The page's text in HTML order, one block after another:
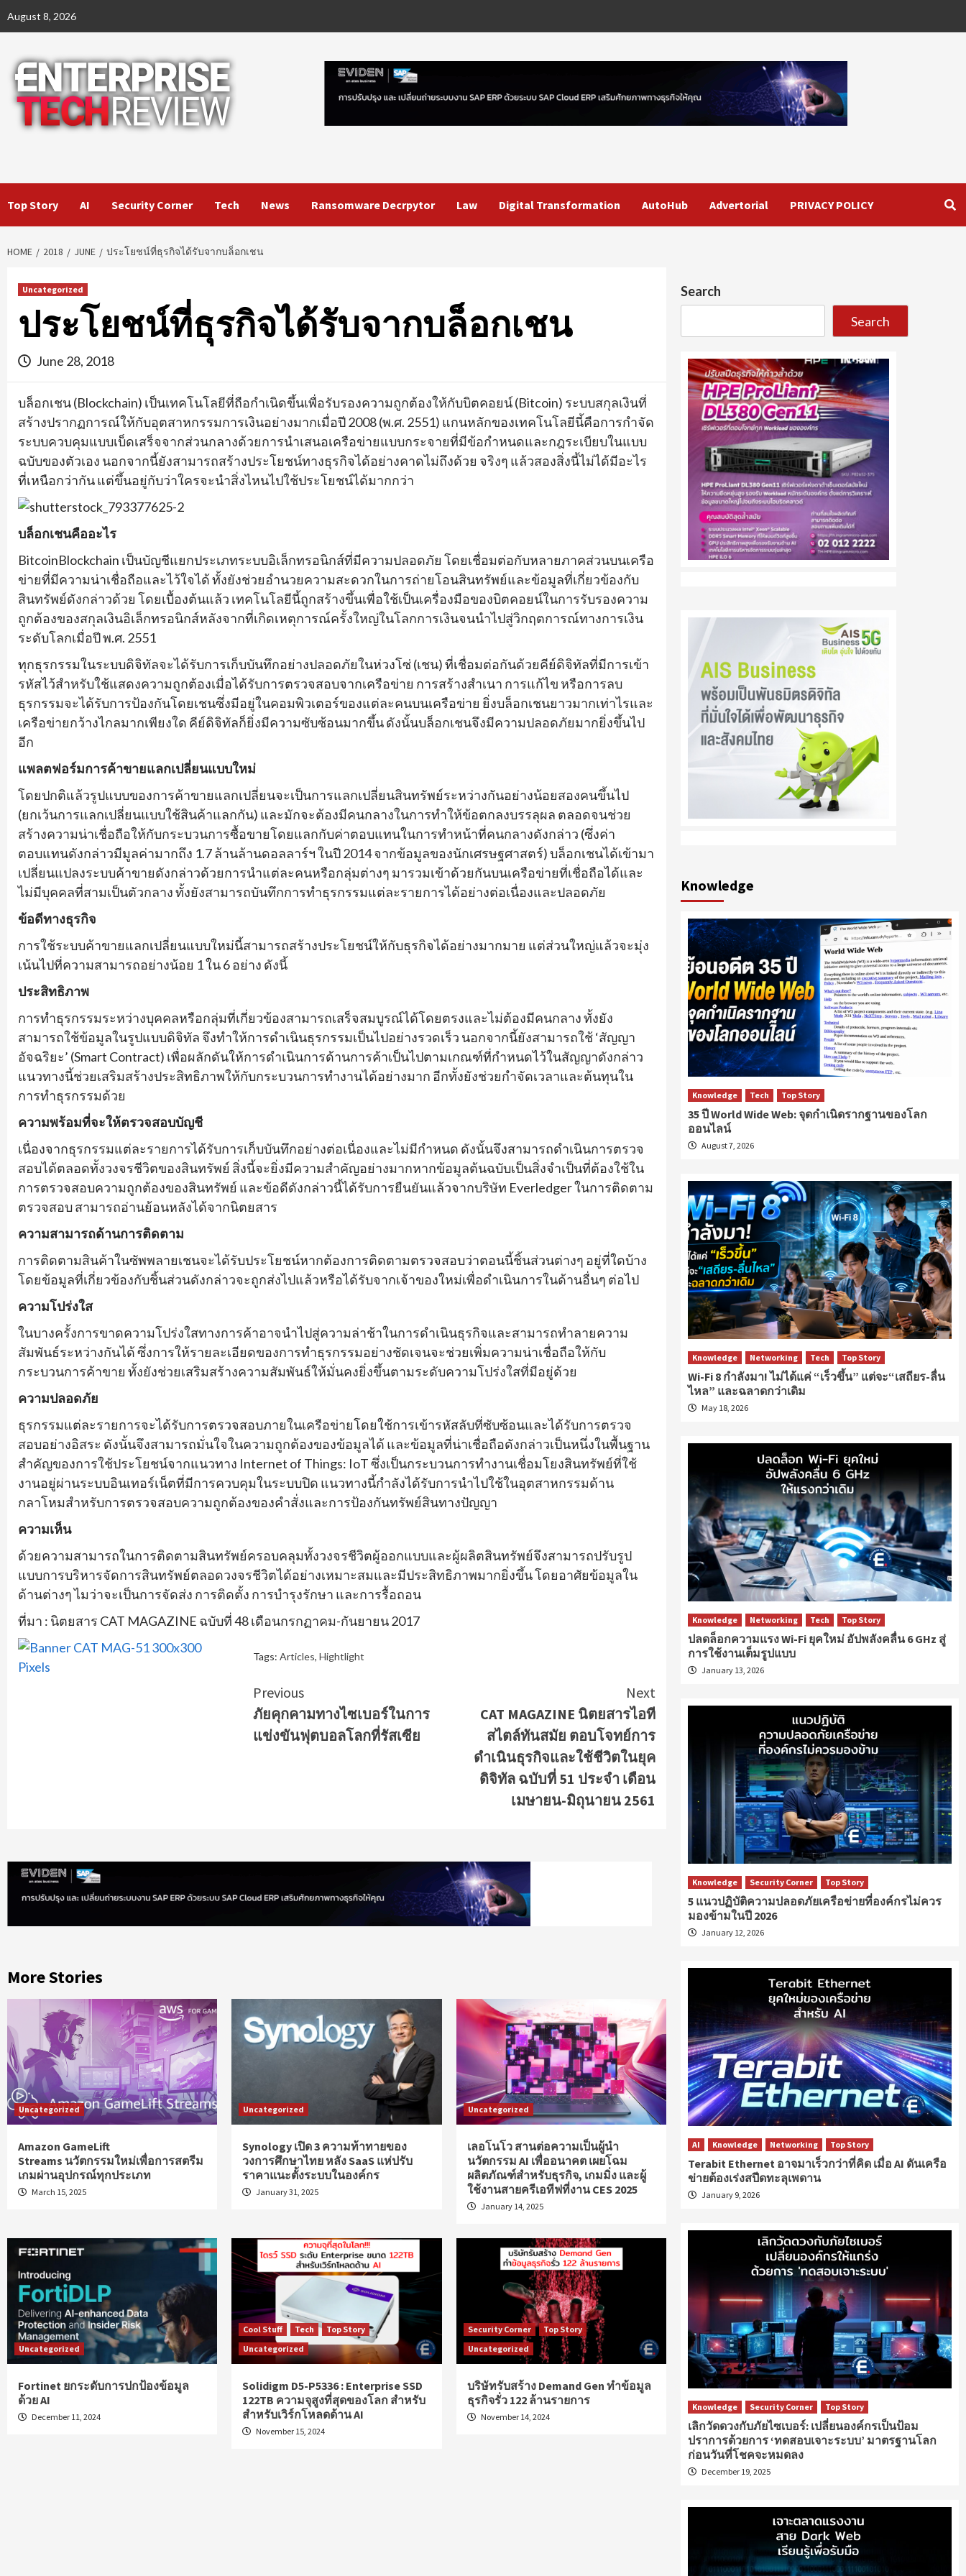
August 8, 2026
Top Story AI Security Corner Tech News Ransomware Decrpytor Law Digital Transformation AutoHub Advertorial PRIVACY POLICY
HOME 2018 JUNE ประโยชน์ที่ธุรกิจได้รับจากบล็อกเชน
Uncategorized
ประโยชน์ที่ธุรกิจได้รับจากบล็อกเชน
June 28, 2018
บล็อกเชน (Blockchain) เป็นเทคโนโลยีที่ถือกำเนิดขึ้นเพื่อรับรองความถูกต้องให้กับบิตคอยน์ (Bitcoin) ระบบสกุลเงินที่
สร้างปรากฏการณ์ให้กับอุตสาหกรรมการเงินอย่างมากเมื่อปี 2008 (พ.ศ. 2551) แกนหลักของเทคโนโลยีนี้คือการกำจัด
ระบบควบคุมแบบเบ็ดเสร็จจากส่วนกลางด้วยการนำเสนอเครือข่ายแบบกระจายที่มีข้อกำหนดและกฎระเบียบในแบบ
ฉบับของตัวเอง นอกจากนี้ยังสามารถสร้างประโยชน์ทางธุรกิจได้อย่างคาดไม่ถึงด้วย จริงๆ แล้วสองสิ่งนี้ไม่ได้มีอะไร
ที่เหนือกว่ากัน แต่ขึ้นอยู่กับว่าใครจะนำสิ่งไหนไปใช้ประโยชน์ได้มากกว่า
บล็อกเชนคืออะไร
BitcoinBlockchain เป็นบัญชีแยกประเภทระบบอิเล็กทรอนิกส์ที่มีความปลอดภัย โดยเชื่อมต่อกับหลายภาคส่วนบนเครือ
ข่ายที่มีความน่าเชื่อถือและไว้ใจได้ ทั้งยังช่วยอำนวยความสะดวกในการถ่ายโอนสินทรัพย์และข้อมูลที่เกี่ยวข้องกับ
สินทรัพย์ดังกล่าวด้วย โดยเบื้องต้นแล้ว เทคโนโลยีนี้ถูกสร้างขึ้นเพื่อใช้เป็นเครื่องมือของบิตคอยน์ในการรับรองความ
ถูกต้องของสกุลเงินอิเล็กทรอนิกส์หลังจากที่เกิดเหตุการณ์ครั้งใหญ่ในโลกการเงินจนนำไปสู่วิกฤตการณ์ทางการเงิน
ระดับโลกเมื่อปี พ.ศ. 2551
ทุกธุรกรรมในระบบดิจิทัลจะได้รับการเก็บบันทึกอย่างปลอดภัยในห่วงโซ่ (เชน) ที่เชื่อมต่อกันด้วยคีย์ดิจิทัลที่มีการเข้า
รหัสไว้สำหรับใช้แสดงความถูกต้องเมื่อได้รับการตรวจสอบจากเครือข่าย การสร้างสำเนา การแก้ไข หรือการลบ
ธุรกรรมจะได้รับการป้องกันโดยเชนซึ่งมีอยู่ในคอมพิวเตอร์ของแต่ละคนบนเครือข่าย ยิ่งบล็อกเชนยาวมากเท่าไรและ
เครือข่ายกว้างไกลมากเพียงใด คีย์ดิจิทัลก็ยิ่งมีความซับซ้อนมากขึ้น ดังนั้นบล็อกเชนจึงมีความปลอดภัยมากยิ่งขึ้นไป
อีก
แพลตฟอร์มการค้าขายแลกเปลี่ยนแบบใหม่
โดยปกติแล้วรูปแบบของการค้าขายแลกเปลี่ยนจะเป็นการแลกเปลี่ยนสินทรัพย์ระหว่างกันอย่างน้อยสองคนขึ้นไป
(ยกเว้นการแลกเปลี่ยนแบบใช้สินค้าแลกกัน) และมักจะต้องมีคนกลางในการทำให้ข้อตกลงบรรลุผล ตลอดจนช่วย
สร้างความน่าเชื่อถือให้กับกระบวนการซื้อขายโดยแลกกับค่าตอบแทนในการทำหน้าที่คนกลางดังกล่าว (ซึ่งค่า
ตอบแทนดังกล่าวมีมูลค่ามากถึง 1.7 ล้านล้านดอลลาร์ฯ ในปี 2014 จากข้อมูลของนักเศรษฐศาสตร์) บล็อกเชนได้เข้ามา
เปลี่ยนแปลงระบบค้าขายดังกล่าวด้วยการนำแต่ละคนหรือกลุ่มต่างๆ มารวมเข้าด้วยกันบนเครือข่ายที่เชื่อถือได้และ
ไม่มีบุคคลที่สามเป็นตัวกลาง ทั้งยังสามารถบันทึกการทำธุรกรรมแต่ละรายการได้อย่างต่อเนื่องและปลอดภัย
ข้อดีทางธุรกิจ
การใช้ระบบค้าขายแลกเปลี่ยนแบบใหม่นี้สามารถสร้างประโยชน์ให้กับธุรกิจได้อย่างมากมาย แต่ส่วนใหญ่แล้วจะมุ่ง
เน้นไปที่ความสามารถอย่างน้อย 1 ใน 6 อย่าง ดังนี้
ประสิทธิภาพ
การทำธุรกรรมระหว่างบุคคลหรือกลุ่มที่เกี่ยวข้องสามารถเสร็จสมบูรณ์ได้โดยตรงและไม่ต้องมีคนกลาง ทั้งยัง
สามารถใช้ข้อมูลในรูปแบบดิจิทัล จึงทำให้การดำเนินธุรกรรมเป็นไปอย่างรวดเร็ว นอกจากนี้ยังสามารถใช้ ‘สัญญา
อัจฉริยะ’ (Smart Contract) เพื่อผลักดันให้การดำเนินการด้านการค้าเป็นไปตามเกณฑ์ที่กำหนดไว้ในสัญญาดังกล่าว
แนวทางนี้ช่วยเสริมสร้างประสิทธิภาพให้กับกระบวนการทำงานได้อย่างมาก อีกทั้งยังช่วยกำจัดเวลาและต้นทุนใน
การทำธุรกรรมด้วย
ความพร้อมที่จะให้ตรวจสอบบัญชี
เนื่องจากธุรกรรมแต่ละรายการได้รับการเก็บบันทึกอย่างต่อเนื่องและไม่มีกำหนด ดังนั้นจึงสามารถดำเนินการตรวจ
สอบได้ตลอดทั้งวงจรชีวิตของสินทรัพย์ สิ่งนี้จะยิ่งมีความสำคัญอย่างมากหากข้อมูลต้นฉบับเป็นสิ่งจำเป็นที่ต้องใช้ใน
การตรวจสอบความถูกต้องของสินทรัพย์ และข้อดีดังกล่าวนี้ได้รับการยืนยันแล้วจากบริษัท Everledger ในการติดตาม
ตรวจสอบ สามารถอ่านย้อนหลังได้จากนิตยสาร
ความสามารถด้านการติดตาม
การติดตามสินค้าในซัพพลายเชนจะได้รับประโยชน์หากต้องการติดตามตรวจสอบว่าตอนนี้ชิ้นส่วนต่างๆ อยู่ที่ใดบ้าง
โดยข้อมูลที่เกี่ยวข้องกับชิ้นส่วนดังกล่าวจะถูกส่งไปแล้วหรือได้รับจากเจ้าของใหม่เพื่อดำเนินการในด้านอื่นๆ ต่อไป
ความโปร่งใส
ในบางครั้งการขาดความโปร่งใสทางการค้าอาจนำไปสู่ความล่าช้าในการดำเนินธุรกิจและสามารถทำลายความ
สัมพันธ์ระหว่างกันได้ ซึ่งการให้รายละเอียดของการทำธุรกรรมอย่างชัดเจนจะช่วยเพิ่มความน่าเชื่อถือให้กับ
กระบวนการค้าขาย ทั้งยังช่วยเสริมสร้างความสัมพันธ์ให้มั่นคงยิ่งขึ้นตามระดับความโปร่งใสที่มีอยู่ด้วย
ความปลอดภัย
ธุรกรรมแต่ละรายการจะได้รับการตรวจสอบภายในเครือข่ายโดยใช้การเข้ารหัสลับที่ซับซ้อนและได้รับการตรวจ
สอบอย่างอิสระ ดังนั้นจึงสามารถมั่นใจในความถูกต้องของข้อมูลได้ และข้อมูลที่น่าเชื่อถือดังกล่าวเป็นหนึ่งในพื้นฐาน
สำคัญของการใช้ประโยชน์จากแนวทาง Internet of Things: IoT ซึ่งเป็นกระบวนการทำงานเชื่อมโยงสินทรัพย์ที่ใช้
งานอยู่ผ่านระบบอินเทอร์เน็ตที่มีการควบคุมในระบบปิด แนวทางนี้กำลังได้รับการนำไปใช้ในอุตสาหกรรมด้าน
กลาโหมสำหรับการตรวจสอบความถูกต้องของคำสั่งและการป้องกันทรัพย์สินทางปัญญา
ความเห็น
ด้วยความสามารถในการติดตามสินทรัพย์ครอบคลุมทั้งวงจรชีวิตผู้ออกแบบและผู้ผลิตสินทรัพย์จึงสามารถปรับรูป
แบบการบริหารจัดการสินทรัพย์ตลอดวงจรชีวิตได้อย่างเหมาะสมและมีประสิทธิภาพมากยิ่งขึ้น โดยอาศัยข้อมูลใน
ด้านต่างๆ ไมว่าจะเป็นการจัดส่ง การติดตั้ง การบำรุงรักษา และการรื้อถอน
ที่มา : นิตยสาร CAT MAGAZINE ฉบับที่ 48 เดือนกรกฏาคม-กันยายน 2017
Tags: Articles, Hightlight
Continue
Reading
Previous
ภัยคุกคามทางไซเบอร์ในการ
แข่งขันฟุตบอลโลกที่รัสเซีย
Next
CAT MAGAZINE นิตยสารไอที
สไตล์ทันสมัย ตอบโจทย์การ
ดำเนินธุรกิจและใช้ชีวิตในยุค
ดิจิทัล ฉบับที่ 51 ประจำ เดือน
เมษายน-มิถุนายน 2561
More Stories
Uncategorized
Amazon GameLift
Streams นวัตกรรมใหม่เพื่อการสตรีม
เกมผ่านอุปกรณ์ทุกประเภท
March 15, 2025
Uncategorized
Synology เปิด 3 ความท้าทายของ
วงการศึกษาไทย หลัง SaaS แห่ปรับ
ราคาแนะตั้งระบบในองค์กร
January 31, 2025
Uncategorized
เลอโนโว สานต่อความเป็นผู้นำ
นวัตกรรม AI เพื่ออนาคต เผยโฉม
ผลิตภัณฑ์สำหรับธุรกิจ, เกมมิ่ง และผู้
ใช้งานสายครีเอทีฟที่งาน CES 2025
January 14, 2025
Uncategorized
Fortinet ยกระดับการปกป้องข้อมูล
ด้วย AI
December 11, 2024
Cool Stuff Tech
Top Story
Uncategorized
Solidigm D5-P5336 : Enterprise SSD
122TB ความจุสูงที่สุดของโลก สำหรับ
สำหรับเวิร์กโหลดด้าน AI
November 15, 2024
Security Corner
Top Story
Uncategorized
บริษัทรับสร้าง Demand Gen ทำข้อมูล
ธุรกิจรั่ว 122 ล้านรายการ
November 14, 2024
Search
Search
Knowledge
Knowledge Tech Top Story
35 ปี World Wide Web: จุดกำเนิดรากฐานของโลก
ออนไลน์
August 7, 2026
Knowledge Networking Tech Top Story
Wi-Fi 8 กำลังมา! ไม่ได้แค่ “เร็วขึ้น” แต่จะ“เสถียร-ลื่น
ไหล” และฉลาดกว่าเดิม
May 18, 2026
Knowledge Networking Tech Top Story
ปลดล็อกความแรง Wi-Fi ยุคใหม่ อัปพลังคลื่น 6 GHz สู่
การใช้งานเต็มรูปแบบ
January 13, 2026
Knowledge Security Corner Top Story
5 แนวปฏิบัติความปลอดภัยเครือข่ายที่องค์กรไม่ควร
มองข้ามในปี 2026
January 12, 2026
AI Knowledge Networking Top Story
Terabit Ethernet อาจมาเร็วกว่าที่คิด เมื่อ AI ดันเครือ
ข่ายต้องเร่งสปีดทะลุเพดาน
January 9, 2026
Knowledge Security Corner Top Story
เลิกวัดดวงกับภัยไซเบอร์: เปลี่ยนองค์กรเป็นป้อม
ปราการด้วยการ ‘ทดสอบเจาะระบบ’ มาตรฐานโลก
ก่อนวันที่โชคจะหมดลง
December 19, 2025